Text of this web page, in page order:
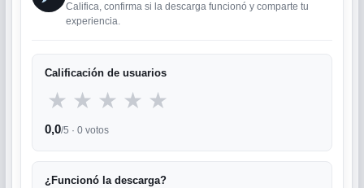
Califica, confirma si la descarga funcionó y comparte tu
experiencia.
Calificación de usuarios
★ ★ ★ ★ ★
0,0/5 · 0 votos
¿Funcionó la descarga?